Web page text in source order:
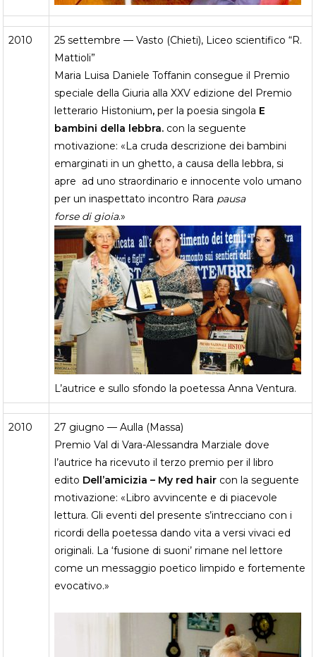
2010
25 settembre — Vasto (Chieti), Liceo scientifico “R.
Mattioli”
Maria Luisa Daniele Toffanin consegue il Premio
speciale della Giuria alla XXV edizione del Premio
letterario Histonium, per la poesia singola E
bambini della lebbra. con la seguente
motivazione: «La cruda descrizione dei bambini
emarginati in un ghetto, a causa della lebbra, si
apre ad uno straordinario e innocente volo umano
per un inaspettato incontro Rara pausa
forse di gioia.»
L’autrice e sullo sfondo la poetessa Anna Ventura.
2010
27 giugno — Aulla (Massa)
Premio Val di Vara-Alessandra Marziale dove
l’autrice ha ricevuto il terzo premio per il libro
edito Dell’amicizia – My red hair con la seguente
motivazione: «Libro avvincente e di piacevole
lettura. Gli eventi del presente s’intrecciano con i
ricordi della poetessa dando vita a versi vivaci ed
originali. La ‘fusione di suoni’ rimane nel lettore
come un messaggio poetico limpido e fortemente
evocativo.»